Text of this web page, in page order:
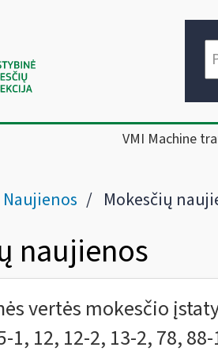
VMI Machine
Naujienos Mokesčių
naujienos
vertės mokesčio
1, 12, 12-2, 13-2, 78,